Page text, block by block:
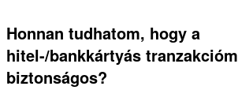
Honnan tudhatom, hogy a
hitel-/bankkártyás tranzakcióm
biztonságos?